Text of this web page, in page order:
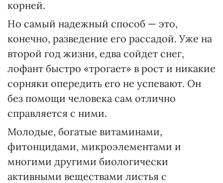
корней.
Но самый надежный способ — это,
конечно, разведение его рассадой. Уже на
второй год жизни, едва сойдет снег,
лофант быстро «трогает» в рост и никакие
сорняки опередить его не успевают. Он
без помощи человека сам отлично
справляется с ними.
Молодые, богатые витаминами,
фитонцидами, микроэлементами и
многими другими биологически
активными веществами листья с